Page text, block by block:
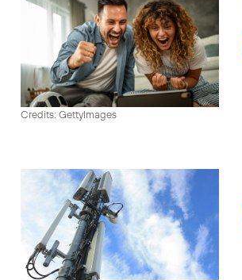
Credits: GettyImages